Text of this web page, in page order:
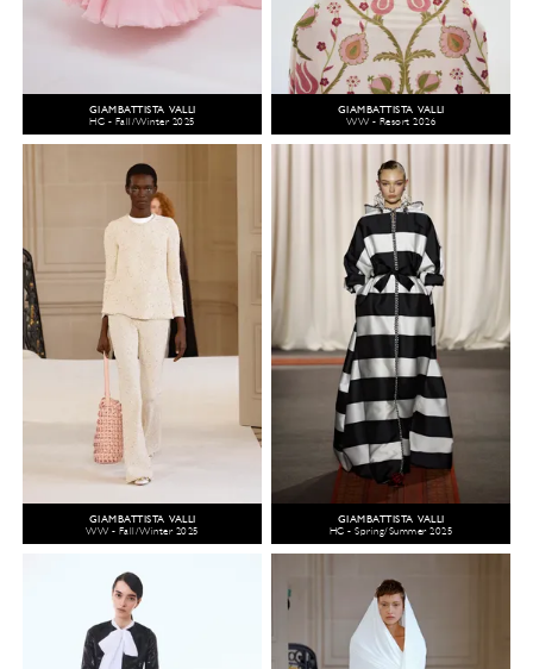
GIAMBATTISTA VALLI
HC - Fall/Winter 2025
GIAMBATTISTA VALLI
WW - Resort 2026
GIAMBATTISTA VALLI
WW - Fall/Winter 2025
GIAMBATTISTA VALLI
HC - Spring/Summer 2025